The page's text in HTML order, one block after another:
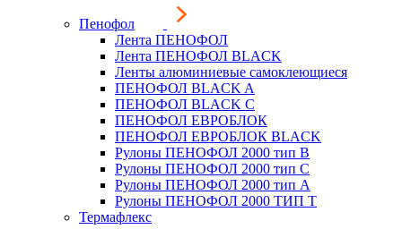
Пенофол
Лента ПЕНОФОЛ
Лента ПЕНОФОЛ BLACK
Ленты алюминиевые самоклеющиеся
ПЕНОФОЛ BLACK A
ПЕНОФОЛ BLACK С
ПЕНОФОЛ ЕВРОБЛОК
ПЕНОФОЛ ЕВРОБЛОК BLACK
Рулоны ПЕНОФОЛ 2000 тип B
Рулоны ПЕНОФОЛ 2000 тип C
Рулоны ПЕНОФОЛ 2000 тип А
Рулоны ПЕНОФОЛ 2000 ТИП Т
Термафлекс